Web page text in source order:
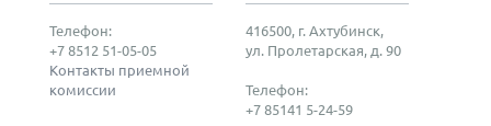
Телефон:
+7 8512 51-05-05
Контакты приемной
комиссии
416500, г. Ахтубинск,
ул. Пролетарская, д. 90
Телефон:
+7 85141 5-24-59